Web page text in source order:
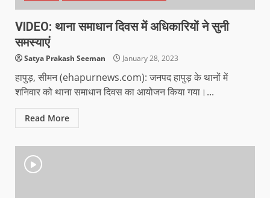
VIDEO: थाना समाधान दिवस में अधिकारियों ने सुनी
समस्याएं
Satya Prakash Seeman January 28, 2023
हापुड़, सीमन (ehapurnews.com): जनपद हापुड़ के थानों में
शनिवार को थाना समाधान दिवस का आयोजन किया गया।...
Read More